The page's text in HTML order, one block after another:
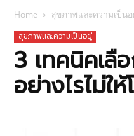
Home สุขภาพและความเป็นอ
สุขภาพและความเป็นอยู่
3 เทคนิคเลื
อย่างไรไม่ใ